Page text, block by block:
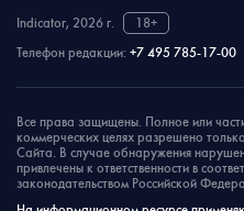
Indicator, 2026 г.
18+
Телефон редакции: +7 495 785-17-00
Все права защищены. Полное или
коммерческих целях разрешено
Сайта. В случае обнаружения
привлечены к ответственности в
законодательством Российской